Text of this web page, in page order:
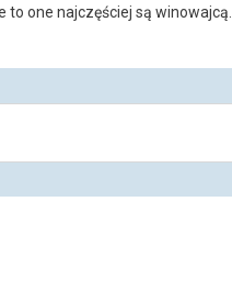
one najczęściej są winowajcą.